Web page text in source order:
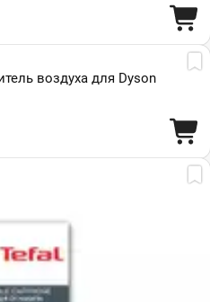
воздуха для Dyson